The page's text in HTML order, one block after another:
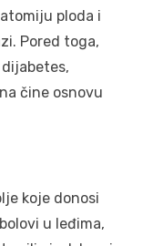
ploda i
Pored toga,
čine osnovu
koje donosi
u leđima,